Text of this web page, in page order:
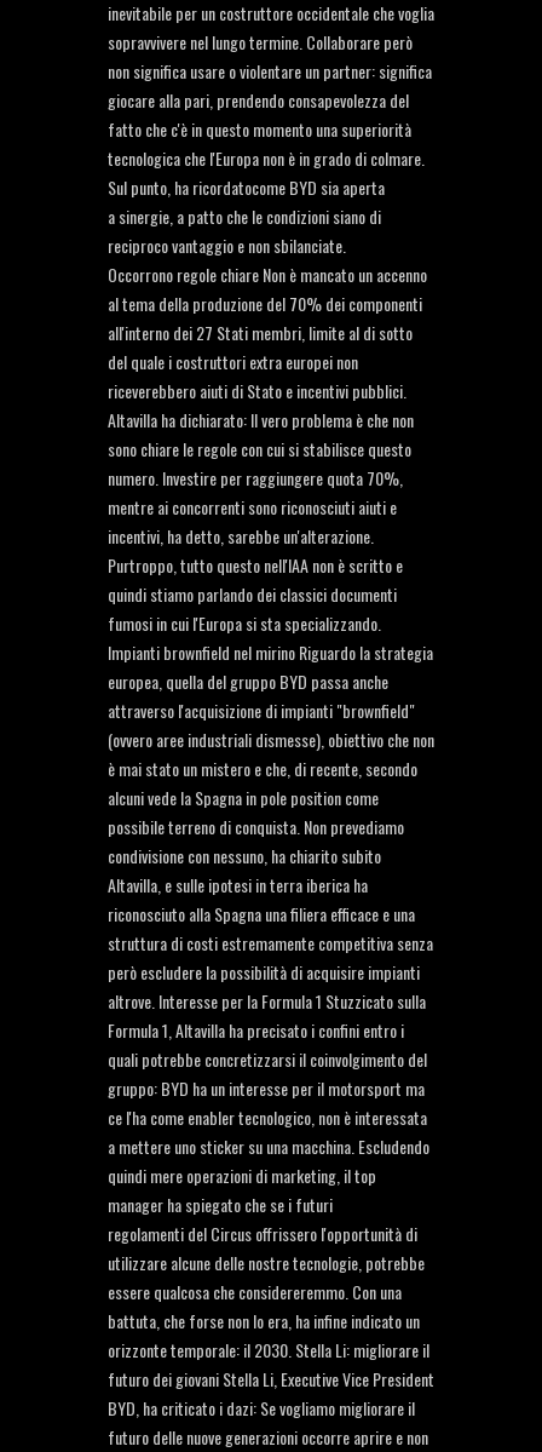
inevitabile per un costruttore occidentale che voglia
sopravvivere nel lungo termine. Collaborare però
non significa usare o violentare un partner: significa
giocare alla pari, prendendo consapevolezza del
fatto che c'è in questo momento una superiorità
tecnologica che l'Europa non è in grado di colmare.
Sul punto, ha ricordatocome BYD sia aperta
a sinergie, a patto che le condizioni siano di
reciproco vantaggio e non sbilanciate.
Occorrono regole chiare Non è mancato un accenno
al tema della produzione del 70% dei componenti
all'interno dei 27 Stati membri, limite al di sotto
del quale i costruttori extra europei non
riceverebbero aiuti di Stato e incentivi pubblici.
Altavilla ha dichiarato: Il vero problema è che non
sono chiare le regole con cui si stabilisce questo
numero. Investire per raggiungere quota 70%,
mentre ai concorrenti sono riconosciuti aiuti e
incentivi, ha detto, sarebbe un'alterazione.
Purtroppo, tutto questo nell'IAA non è scritto e
quindi stiamo parlando dei classici documenti
fumosi in cui l'Europa si sta specializzando.
Impianti brownfield nel mirino Riguardo la strategia
europea, quella del gruppo BYD passa anche
attraverso l'acquisizione di impianti "brownfield"
(ovvero aree industriali dismesse), obiettivo che non
è mai stato un mistero e che, di recente, secondo
alcuni vede la Spagna in pole position come
possibile terreno di conquista. Non prevediamo
condivisione con nessuno, ha chiarito subito
Altavilla, e sulle ipotesi in terra iberica ha
riconosciuto alla Spagna una filiera efficace e una
struttura di costi estremamente competitiva senza
però escludere la possibilità di acquisire impianti
altrove. Interesse per la Formula 1 Stuzzicato sulla
Formula 1, Altavilla ha precisato i confini entro i
quali potrebbe concretizzarsi il coinvolgimento del
gruppo: BYD ha un interesse per il motorsport ma
ce l'ha come enabler tecnologico, non è interessata
a mettere uno sticker su una macchina. Escludendo
quindi mere operazioni di marketing, il top
manager ha spiegato che se i futuri
regolamenti del Circus offrissero l'opportunità di
utilizzare alcune delle nostre tecnologie, potrebbe
essere qualcosa che considereremmo. Con una
battuta, che forse non lo era, ha infine indicato un
orizzonte temporale: il 2030. Stella Li: migliorare il
futuro dei giovani Stella Li, Executive Vice President
BYD, ha criticato i dazi: Se vogliamo migliorare il
futuro delle nuove generazioni occorre aprire e non